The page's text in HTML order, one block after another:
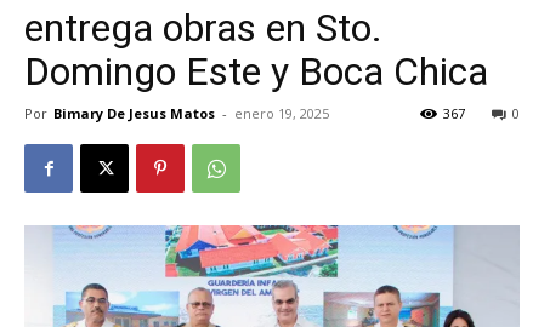
entrega obras en Sto.
Domingo Este y Boca Chica
Por Bimary De Jesus Matos - enero 19, 2025 0
367